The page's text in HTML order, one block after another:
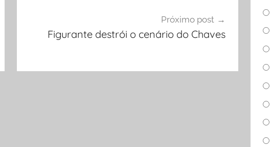
Próximo post
Figurante destrói o cenário do Chaves